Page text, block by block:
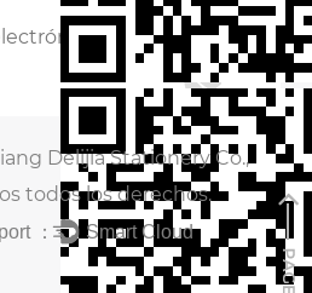
/
Delijia Stationery Co.,
todos los derechos.
： Smart Cloud